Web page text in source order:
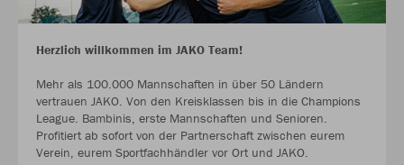
Herzlich willkommen im JAKO Team!
Mehr als 100.000 Mannschaften in über 50 Ländern
vertrauen JAKO. Von den Kreisklassen bis in die Champions
League. Bambinis, erste Mannschaften und Senioren.
Profitiert ab sofort von der Partnerschaft zwischen eurem
Verein, eurem Sportfachhändler vor Ort und JAKO.